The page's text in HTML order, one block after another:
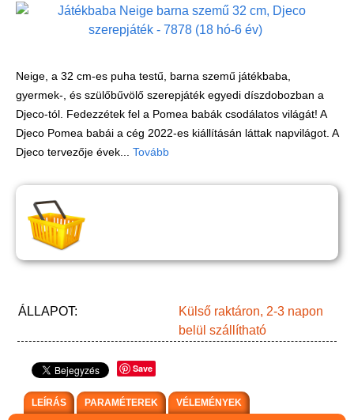
Neige, a 32 cm-es puha testű, barna szemű játékbaba,
gyermek-, és szülőbűvölő szerepjáték egyedi díszdobozban a
Djeco-tól. Fedezzétek fel a Pomea babák csodálatos világát! A
Djeco Pomea babái a cég 2022-es kiállításán láttak napvilágot. A
Djeco tervezője évek... Tovább
ÁLLAPOT:
Külső raktáron, 2-3 napon
belül szállítható
Save
LEÍRÁS PARAMÉTEREK VÉLEMÉNYEK
Foglalkoztató füzet
Játék hangszer
Futóbiciklik, rollerek
Gyerekszoba
Licenszes TOP
gyerekajándékok
LÜK